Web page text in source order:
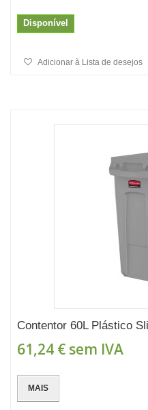
Disponível
Adicionar à Lista de desejos
Contentor 60L Plástico
61,24 € sem IVA
MAIS